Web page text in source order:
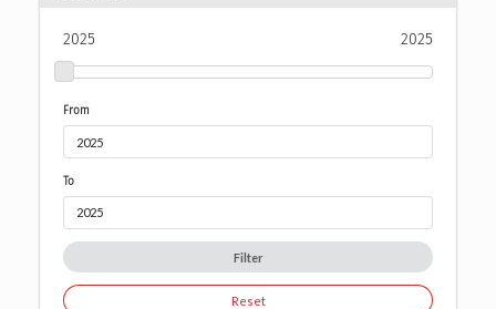
2025 2025
From
To
Filter
Reset